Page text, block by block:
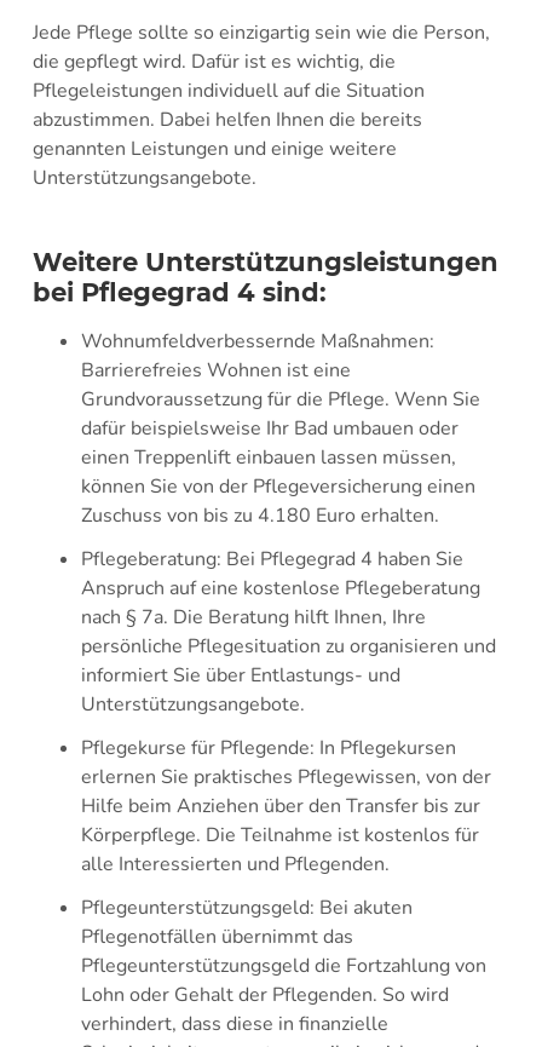
Jede Pflege sollte so einzigartig sein wie die Person,
die gepflegt wird. Dafür ist es wichtig, die
Pflegeleistungen individuell auf die Situation
abzustimmen. Dabei helfen Ihnen die bereits
genannten Leistungen und einige weitere
Unterstützungsangebote.
Weitere Unterstützungsleistungen
bei Pflegegrad 4 sind:
Wohnumfeldverbessernde Maßnahmen:
Barrierefreies Wohnen ist eine
Grundvoraussetzung für die Pflege. Wenn Sie
dafür beispielsweise Ihr Bad umbauen oder
einen Treppenlift einbauen lassen müssen,
können Sie von der Pflegeversicherung einen
Zuschuss von bis zu 4.180 Euro erhalten.
Pflegeberatung: Bei Pflegegrad 4 haben Sie
Anspruch auf eine kostenlose Pflegeberatung
nach § 7a. Die Beratung hilft Ihnen, Ihre
persönliche Pflegesituation zu organisieren und
informiert Sie über Entlastungs- und
Unterstützungsangebote.
Pflegekurse für Pflegende: In Pflegekursen
erlernen Sie praktisches Pflegewissen, von der
Hilfe beim Anziehen über den Transfer bis zur
Körperpflege. Die Teilnahme ist kostenlos für
alle Interessierten und Pflegenden.
Pflegeunterstützungsgeld: Bei akuten
Pflegenotfällen übernimmt das
Pflegeunterstützungsgeld die Fortzahlung von
Lohn oder Gehalt der Pflegenden. So wird
verhindert, dass diese in finanzielle